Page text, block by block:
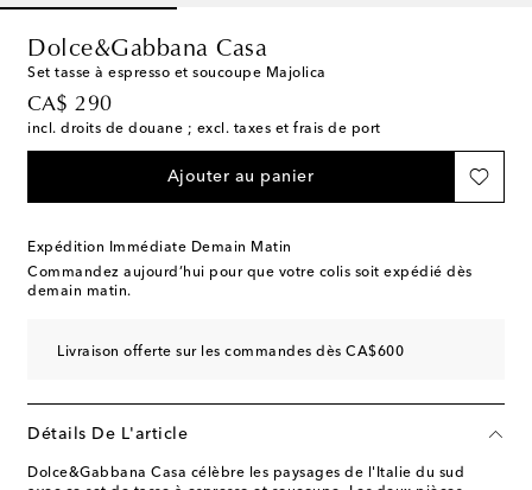
Dolce&Gabbana Casa
Set tasse à espresso et soucoupe Majolica
CA$ 290
original price
incl. droits de douane ; excl. taxes et frais de port
Ajouter au panier
Expédition Immédiate Demain Matin
Commandez aujourd’hui pour que votre colis soit expédié dès
demain matin.
Livraison offerte sur les commandes dès CA$600
Détails De L'article
Dolce&Gabbana Casa célèbre les paysages de l'Italie du sud